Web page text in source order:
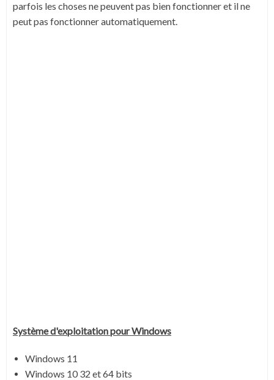
parfois les choses ne peuvent pas bien fonctionner et il ne
peut pas fonctionner automatiquement.
Systèmed'exploitation pour Windows
Windows 11
Windows 10 32 et 64 bits